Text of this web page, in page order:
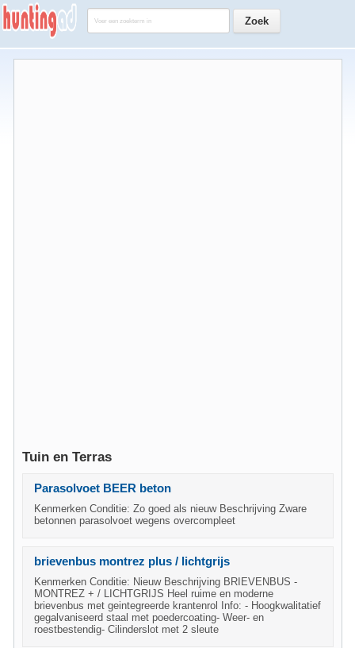
Tuin en Terras
Parasolvoet BEER beton
Kenmerken Conditie: Zo goed als nieuw Beschrijving Zware
betonnen parasolvoet wegens overcompleet
brievenbus montrez plus / lichtgrijs
Kenmerken Conditie: Nieuw Beschrijving BRIEVENBUS -
MONTREZ + / LICHTGRIJS Heel ruime en moderne
brievenbus met geintegreerde krantenrol Info: - Hoogkwalitatief
gegalvaniseerd staal met poedercoating- Weer- en
roestbestendig- Cilinderslot met 2 sleute